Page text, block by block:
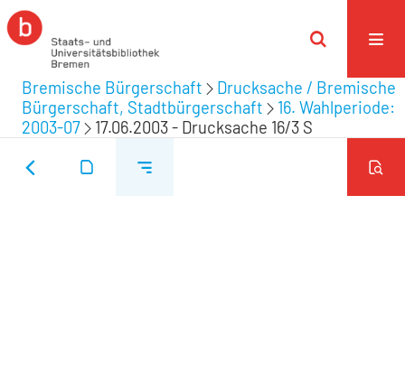
Bremische Bürgerschaft
Drucksache / Bremische
Bürgerschaft, Stadtbürgerschaft
16. Wahlperiode:
2003-07
17.06.2003 - Drucksache 16/3 S